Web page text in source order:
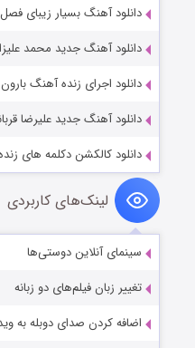
دانلود آهنگ بسیار زیبای
دانلود آهنگ جدید محمد
دانلود اجرای زنده آهنگ
دانلود آهنگ جدید علیرضا
دانلود کالکشن دکلمه های
لینک‌های کاربردی
سینمای آنلاین دوستی‌ها
تغییر زبان فیلم‌های دو زبانه
اضافه کردن صدای دوبله به